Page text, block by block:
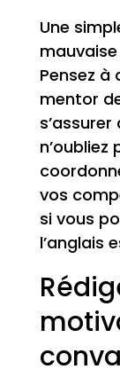
Une
Pensez à
mentor
s’assurer
n’oubliez
vos
si vous
l’anglais